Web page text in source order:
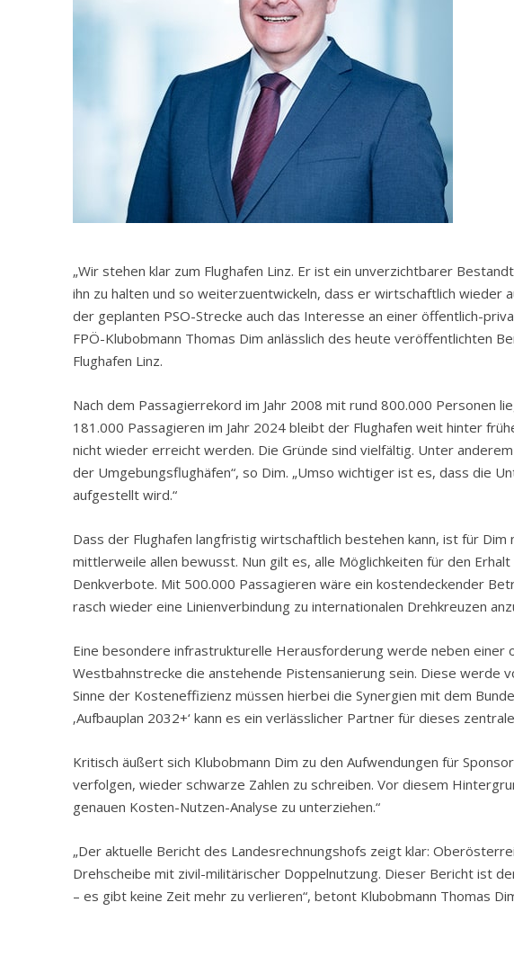
„Wir stehen klar zum Flughafen Linz. Er ist ein unverzichtbarer
ihn zu halten und so weiterzuentwickeln, dass er wirtschaftlich wieder
der geplanten PSO-Strecke auch das Interesse an einer öffentlich-
FPÖ-Klubobmann Thomas Dim anlässlich des heute veröffentlichten
Flughafen Linz.
Nach dem Passagierrekord im Jahr 2008 mit rund 800.000 Personen
181.000 Passagieren im Jahr 2024 bleibt der Flughafen weit hinter
nicht wieder erreicht werden. Die Gründe sind vielfältig. Unter
der Umgebungsflughäfen“, so Dim. „Umso wichtiger ist es, dass die
aufgestellt wird.“
Dass der Flughafen langfristig wirtschaftlich bestehen kann, ist für
mittlerweile allen bewusst. Nun gilt es, alle Möglichkeiten für den
Denkverbote. Mit 500.000 Passagieren wäre ein kostendeckender
rasch wieder eine Linienverbindung zu internationalen Drehkreuzen
Eine besondere infrastrukturelle Herausforderung werde neben einer
Westbahnstrecke die anstehende Pistensanierung sein. Diese werde
Sinne der Kosteneffizienz müssen hierbei die Synergien mit dem
‚Aufbauplan 2032+‘ kann es ein verlässlicher Partner für dieses
Kritisch äußert sich Klubobmann Dim zu den Aufwendungen für
verfolgen, wieder schwarze Zahlen zu schreiben. Vor diesem
genauen Kosten-Nutzen-Analyse zu unterziehen.“
„Der aktuelle Bericht des Landesrechnungshofs zeigt klar:
Drehscheibe mit zivil-militärischer Doppelnutzung. Dieser Bericht ist
– es gibt keine Zeit mehr zu verlieren“, betont Klubobmann Thomas